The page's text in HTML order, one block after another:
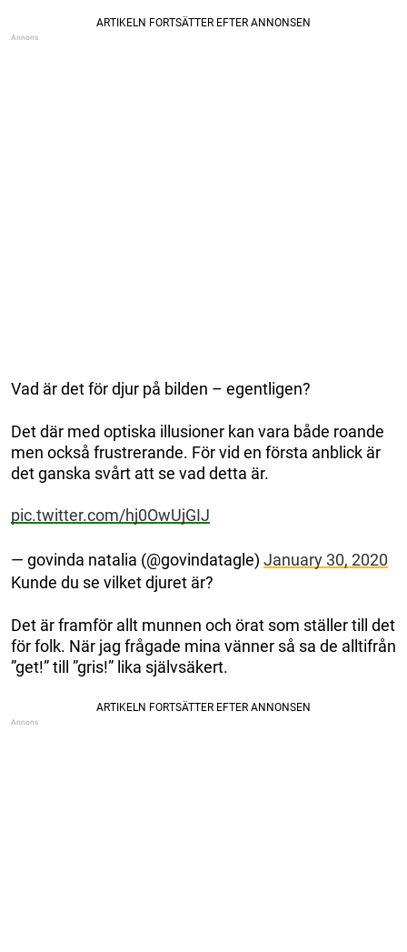
Vad är det för djur på bilden – egentligen?
Det där med optiska illusioner kan vara både roande
men också frustrerande. För vid en första anblick är
det ganska svårt att se vad detta är.
pic.twitter.com/hj0OwUjGIJ
— govinda natalia (@govindatagle) January 30, 2020
Kunde du se vilket djuret är?
Det är framför allt munnen och örat som ställer till det
för folk. När jag frågade mina vänner så sa de alltifrån
”get!” till ”gris!” lika självsäkert.